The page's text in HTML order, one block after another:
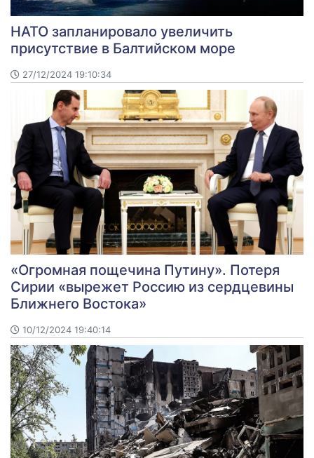
НАТО запланировало увеличить
присутствие в Балтийском море
27/12/2024 19:10:34
«Огромная пощечина Путину». Потеря
Сирии «вырежет Россию из сердцевины
Ближнего Востока»
10/12/2024 19:40:14